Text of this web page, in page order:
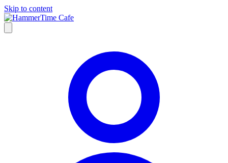
Skip to content